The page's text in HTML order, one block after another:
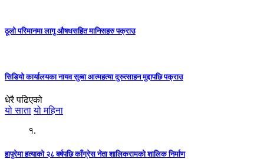
ठूलो परिमानमा लागु औषधसहित मानिसहरु पक्राउ
सिडियो कार्यालयका नायव सुब्बा आत्महत्या दुरुत्साहन मुद्दापछि पक्राउ
धेरै पढिएको
यो साता यो महिना
१.
हापुरेमा हत्याको २८ बर्षपछि काँग्रेस नेता शालिकरामको शालिक निर्माण